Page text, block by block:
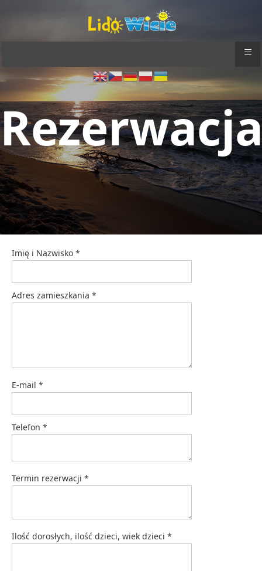
≡
Imię i Nazwisko *
Adres zamieszkania *
E-mail *
Telefon *
Termin rezerwacji *
Ilość dorosłych, ilość dzieci, wiek dzieci *